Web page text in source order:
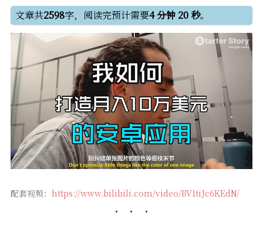
文章共2598字，阅读完预计需要4 分钟 20 秒。
配套视频： https://www.bilibili.com/video/BV1tiJc6KEdN/